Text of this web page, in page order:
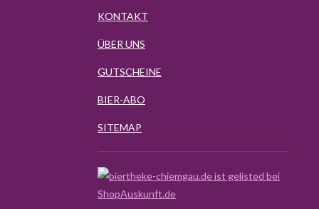
KONTAKT
ÜBER UNS
GUTSCHEINE
BIER-ABO
SITEMAP